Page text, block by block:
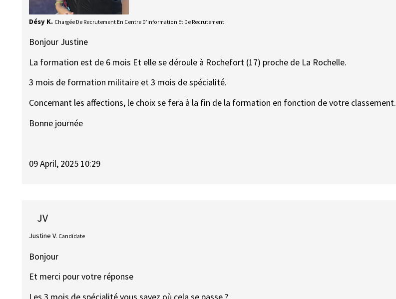
Désy K. Chargée De Recrutement En Centre D’information Et De Recrutement
Bonjour Justine
La formation est de 6 mois Et elle se déroule à Rochefort (17) proche de La Rochelle.
3 mois de formation militaire et 3 mois de spécialité.
Concernant les affections, le choix se fera à la fin de la formation en fonction de votre classement.
Bonne journée
09 April, 2025 10:29
JV
Justine V. Candidate
Bonjour
Et merci pour votre réponse